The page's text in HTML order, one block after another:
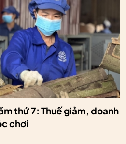
thứ 7: Thuế giảm, doanh
chơi